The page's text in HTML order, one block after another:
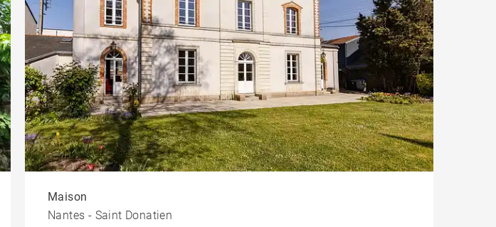
Dernier étage Style ancien
Terrasse Parking / Garage
À rénover Ascenseur
Hôtel particulier Château / Manoir
Cours Cambronne
Maison
Nantes - Saint Donatien